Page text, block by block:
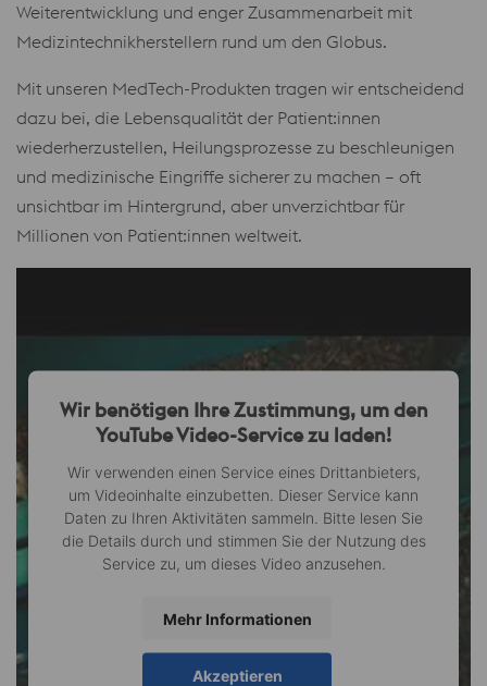
Weiterentwicklung und enger Zusammenarbeit mit
Medizintechnikherstellern rund um den Globus.
Mit unseren MedTech-Produkten tragen wir entscheidend
dazu bei, die Lebensqualität der Patient:innen
wiederherzustellen, Heilungsprozesse zu beschleunigen
und medizinische Eingriffe sicherer zu machen – oft
unsichtbar im Hintergrund, aber unverzichtbar für
Millionen von Patient:innen weltweit.
Wir benötigen Ihre Zustimmung, um den
YouTube Video-Service zu laden!
Wir verwenden einen Service eines Drittanbieters,
um Videoinhalte einzubetten. Dieser Service kann
Daten zu Ihren Aktivitäten sammeln. Bitte lesen Sie
die Details durch und stimmen Sie der Nutzung des
Service zu, um dieses Video anzusehen.
Mehr Informationen
Akzeptieren